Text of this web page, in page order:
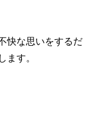
快な思いをするだ
ます。